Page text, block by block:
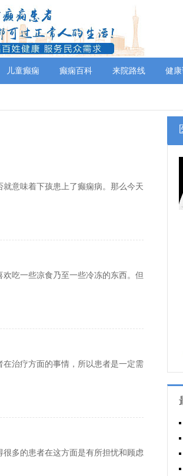
儿童癫痫 癫痫百科 来院路线 健
意味着下孩患上了癫痫病。那么今天
吃一些凉食乃至一些冷冻的东西。但
治疗方面的事情，所以患者是一定需
多的患者在这方面是有所担忧和顾虑